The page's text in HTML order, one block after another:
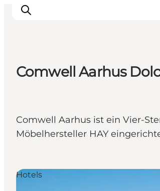
Städte und Regionen
Reiseplanung
Comwell Aarhus
Comwell Aarhus ist ein Vier-
Möbelhersteller HAY
Hotels